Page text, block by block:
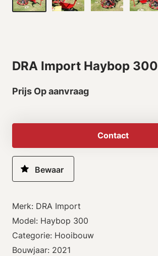
DRA Import Haybop 300
Prijs Op aanvraag
Contact
Merk: DRA Import
Model: Haybop 300
Categorie: Hooibouw
Bouwjaar: 2021